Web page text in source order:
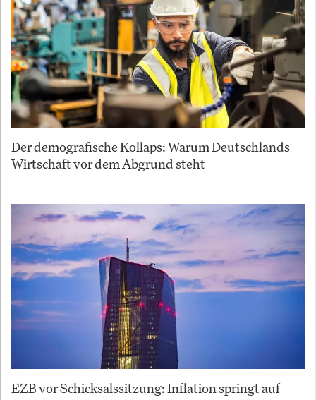
Der demografische Kollaps: Warum Deutschlands
Wirtschaft vor dem Abgrund steht
EZB vor Schicksalssitzung: Inflation springt auf